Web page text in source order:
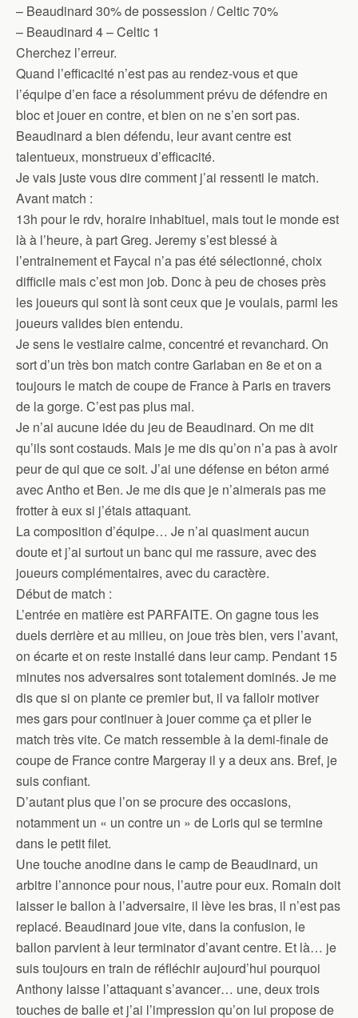
– Beaudinard 30% de possession / Celtic 70%
– Beaudinard 4 – Celtic 1
Cherchez l’erreur.
Quand l’efficacité n’est pas au rendez-vous et que
l’équipe d’en face a résolumment prévu de défendre en
bloc et jouer en contre, et bien on ne s’en sort pas.
Beaudinard a bien défendu, leur avant centre est
talentueux, monstrueux d’efficacité.
Je vais juste vous dire comment j’ai ressenti le match.
Avant match :
13h pour le rdv, horaire inhabituel, mais tout le monde est
là à l’heure, à part Greg. Jeremy s’est blessé à
l’entrainement et Faycal n’a pas été sélectionné, choix
difficile mais c’est mon job. Donc à peu de choses près
les joueurs qui sont là sont ceux que je voulais, parmi les
joueurs valides bien entendu.
Je sens le vestiaire calme, concentré et revanchard. On
sort d’un très bon match contre Garlaban en 8e et on a
toujours le match de coupe de France à Paris en travers
de la gorge. C’est pas plus mal.
Je n’ai aucune idée du jeu de Beaudinard. On me dit
qu’ils sont costauds. Mais je me dis qu’on n’a pas à avoir
peur de qui que ce soit. J’ai une défense en béton armé
avec Antho et Ben. Je me dis que je n’aimerais pas me
frotter à eux si j’étais attaquant.
La composition d’équipe… Je n’ai quasiment aucun
doute et j’ai surtout un banc qui me rassure, avec des
joueurs complémentaires, avec du caractère.
Début de match :
L’entrée en matière est PARFAITE. On gagne tous les
duels derrière et au milieu, on joue très bien, vers l’avant,
on écarte et on reste installé dans leur camp. Pendant 15
minutes nos adversaires sont totalement dominés. Je me
dis que si on plante ce premier but, il va falloir motiver
mes gars pour continuer à jouer comme ça et plier le
match très vite. Ce match ressemble à la demi-finale de
coupe de France contre Margeray il y a deux ans. Bref, je
suis confiant.
D’autant plus que l’on se procure des occasions,
notamment un « un contre un » de Loris qui se termine
dans le petit filet.
Une touche anodine dans le camp de Beaudinard, un
arbitre l’annonce pour nous, l’autre pour eux. Romain doit
laisser le ballon à l’adversaire, il lève les bras, il n’est pas
replacé. Beaudinard joue vite, dans la confusion, le
ballon parvient à leur terminator d’avant centre. Et là… je
suis toujours en train de réfléchir aujourd’hui pourquoi
Anthony laisse l’attaquant s’avancer… une, deux trois
touches de balle et j’ai l’impression qu’on lui propose de